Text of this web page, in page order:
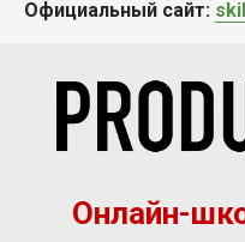
Официальный сайт:
Онлайн-